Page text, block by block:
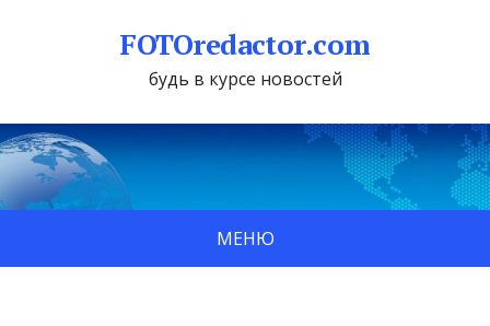
FOTOredactor.com
будь в курсе новостей
МЕНЮ